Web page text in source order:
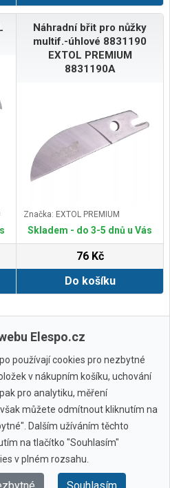
Náhradní břit pro nůžky
multif.-úhlové 8831190
EXTOL PREMIUM
8831190A
Značka: EXTOL PREMIUM
Skladem - do 3-5 dnů u Vás
76 Kč
Do košíku
další
značky
Elespo.cz
používají cookies pro nezbytné
v nákupním košíku, uchování
pro analytiku, měření
můžete odmítnout kliknutím na
Dalším užíváním těchto
na tlačítko "Souhlasím"
v plném rozsahu.